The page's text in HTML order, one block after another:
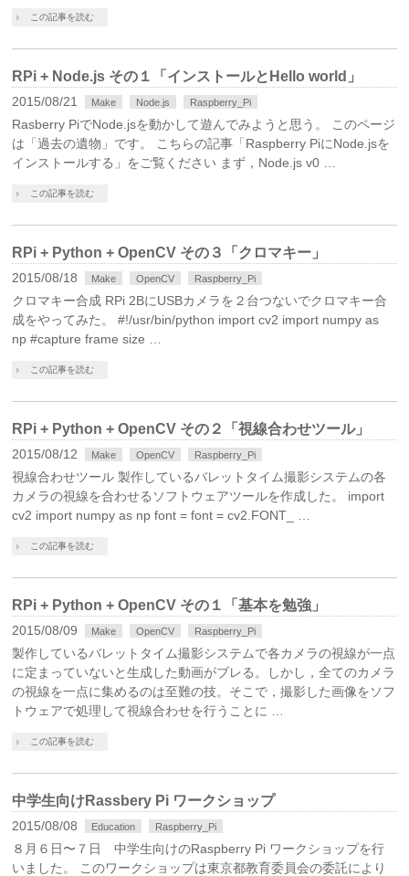
この記事を読む
RPi + Node.js その１「インストールとHello world」
2015/08/21 Make Node.js Raspberry_Pi
Rasberry PiでNode.jsを動かして遊んでみようと思う。 このページ
は「過去の遺物」です。 こちらの記事「Raspberry PiにNode.jsを
インストールする」をご覧ください まず，Node.js v0 …
この記事を読む
RPi + Python + OpenCV その３「クロマキー」
2015/08/18 Make OpenCV Raspberry_Pi
クロマキー合成 RPi 2BにUSBカメラを２台つないでクロマキー合
成をやってみた。 #!/usr/bin/python import cv2 import numpy as
np #capture frame size …
この記事を読む
RPi + Python + OpenCV その２「視線合わせツール」
2015/08/12 Make OpenCV Raspberry_Pi
視線合わせツール 製作しているバレットタイム撮影システムの各
カメラの視線を合わせるソフトウェアツールを作成した。 import
cv2 import numpy as np font = font = cv2.FONT_ …
この記事を読む
RPi + Python + OpenCV その１「基本を勉強」
2015/08/09 Make OpenCV Raspberry_Pi
製作しているバレットタイム撮影システムで各カメラの視線が一点
に定まっていないと生成した動画がブレる。しかし，全てのカメラ
の視線を一点に集めるのは至難の技。そこで，撮影した画像をソフ
トウェアで処理して視線合わせを行うことに …
この記事を読む
中学生向けRassbery Pi ワークショップ
2015/08/08 Education Raspberry_Pi
８月６日〜７日 中学生向けのRaspberry Pi ワークショップを行
いました。 このワークショップは東京都教育委員会の委託により